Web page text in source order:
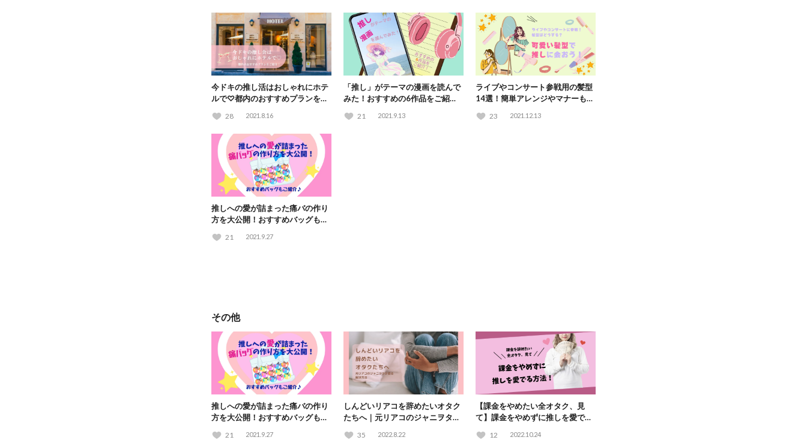
今ドキの推し活はおしゃれにホテ
ルで♡都内のおすすめプランをご
28 2021.8.16
「推し」がテーマの漫画を読んで
みた！おすすめの6作品をご紹
21 2021.9.13
ライブやコンサート参戦用の髪型
14選！簡単アレンジやマナーも解
23 2021.12.13
推しへの愛が詰まった痛バの作り
方を大公開！おすすめバッグもご
21 2021.9.27
その他
推しへの愛が詰まった痛バの作り
方を大公開！おすすめバッグもご
21 2021.9.27
しんどいリアコを辞めたいオタク
たちへ｜元リアコのジャニヲタが
35 2022.8.22
【課金をやめたい全オタク、見
て】課金をやめずに推しを愛でる
12 2022.10.24